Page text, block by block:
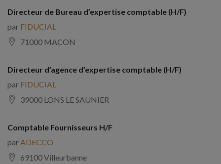
Directeur de Bureau d’expertise comptable (H/F)
par FIDUCIAL
71000 MACON
Directeur d’agence d’expertise comptable (H/F)
par FIDUCIAL
39000 LONS LE SAUNIER
Comptable Fournisseurs H/F
par ADECCO
69100 Villeurbanne